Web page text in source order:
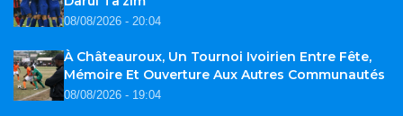
08/08/2026 - 20:04
À Châteauroux, Un Tournoi Ivoirien Entre Fête,
Mémoire Et Ouverture Aux Autres Communautés
08/08/2026 - 19:04